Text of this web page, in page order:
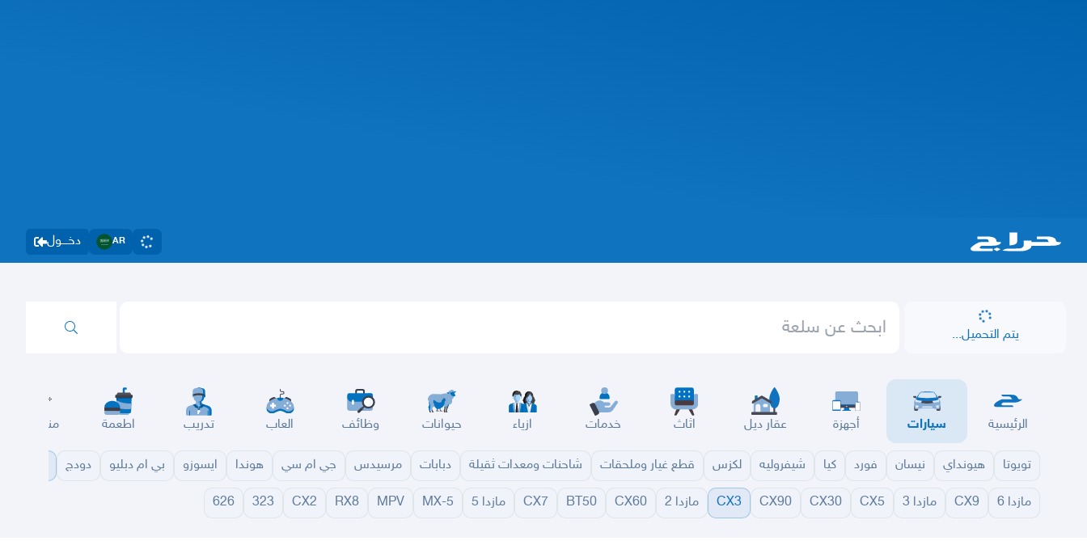
دخــــول AR
يتم التحميل...
الرئيسية سيارات أجهزة عقار ديل اثاث خدمات ازياء حيوانات وظائف العاب تدريب اطعمة مناسبات
تويوتا هيونداي نيسان فورد كيا شيفروليه لكزس قطع غيار وملحقات شاحنات ومعدات ثقيلة دبابات مرسيدس جي ام سي هوندا ايسوزو بي ام دبليو دودج
مازدا 6 CX9 مازدا 3 CX5
CX30
CX90
CX3 مازدا 2 CX60
BT50
CX7 مازدا 5 MX-5
MPV
RX8
CX2
323
626